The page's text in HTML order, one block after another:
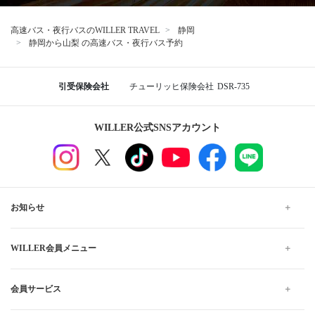
高速バス・夜行バスのWILLER TRAVEL
静岡
静岡から山梨 の高速バス・夜行バス予約
引受保険会社 チューリッヒ保険会社 DSR-735
WILLER公式SNSアカウント
お知らせ
WILLER会員メニュー
会員サービス